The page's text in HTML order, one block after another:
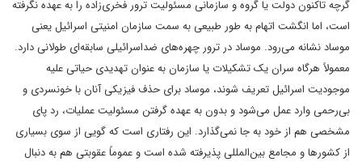
گرچه تاکنون دولت یا گروه و سازمانی مسئولیت ترور فخری‌زاده را به عهده نگرفته
است، اما انگشت اتهام به طور طبیعی به سمت سازمان امنیتی اسرائیل یعنی
موساد نشانه می‌رود. موساد در ترور چهره‌های ضداسرائیلی سابقه‌ای طولانی دارد.
معمولاً هرگاه سران یک تشکیلات یا سازمان به عنوان تهدیدی حیاتی علیه
موجودیت اسرائیل تعریف شوند، موساد برای حذف فیزیکی آنان با خونسردی و
بی‌رحمی وارد عمل می‌شود و بدون به عهده گرفتن مسئولیت عملیات، رد پای
مشخصی هم از خود به جا نمی‌گذارد. این رفتاری است که گویی از سوی بسیاری
از کشورها و مجامع بین‌المللی پذیرفته شده است و عموماً عقوبتی هم به دنبال